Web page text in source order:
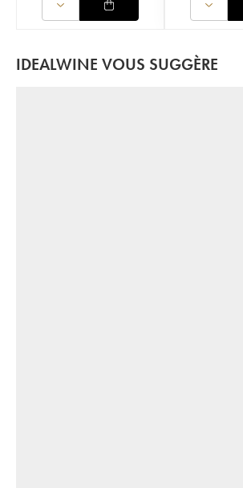
IDEALWINE VOUS SUGGÈRE